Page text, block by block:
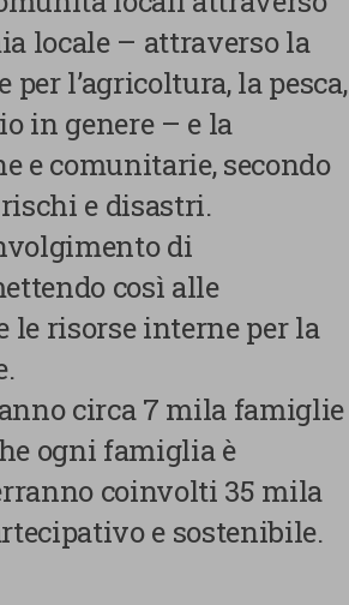
locale – attraverso la
l’agricoltura, la pesca,
in genere – e la
e comunitarie, secondo
e disastri.
di
così alle
risorse interne per la
circa 7 mila famiglie
ogni famiglia è
coinvolti 35 mila
e sostenibile.